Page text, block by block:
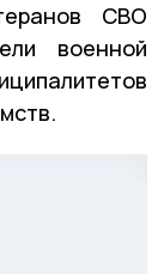
СВО
военной